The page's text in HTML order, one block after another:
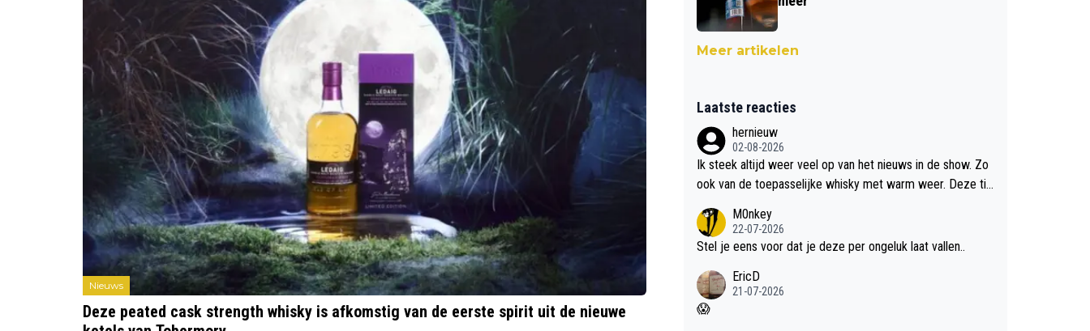
Nieuws
Deze peated cask strength whisky is afkomstig van de eerste spirit uit de nieuwe
Meer artikelen
Laatste reacties
hernieuw
02-08-2026
Ik steek altijd weer veel op van het nieuws in de show. Zo
ook van de toepasselijke whisky met warm weer. Deze tip
M0nkey
22-07-2026
Stel je eens voor dat je deze per ongeluk laat vallen..
EricD
21-07-2026
😱